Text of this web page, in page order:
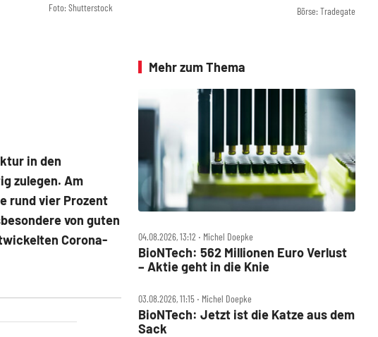
Foto: Shutterstock
in den
zulegen. Am
rund vier Prozent
von guten
Corona-
Börse: Tradegate
Mehr zum Thema
04.08.2026, 13:12 ‧ Michel Doepke
BioNTech: 562 Millionen Euro Verlust
– Aktie geht in die Knie
03.08.2026, 11:15 ‧ Michel Doepke
BioNTech: Jetzt ist die Katze aus dem
Sack